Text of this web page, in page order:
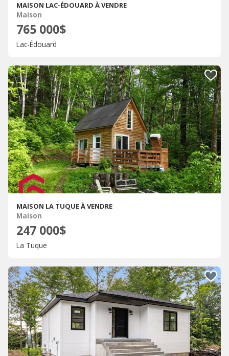
MAISON LAC-ÉDOUARD À VENDRE
Maison
765 000$
Lac-Édouard
MAISON LA TUQUE À VENDRE
Maison
247 000$
La Tuque